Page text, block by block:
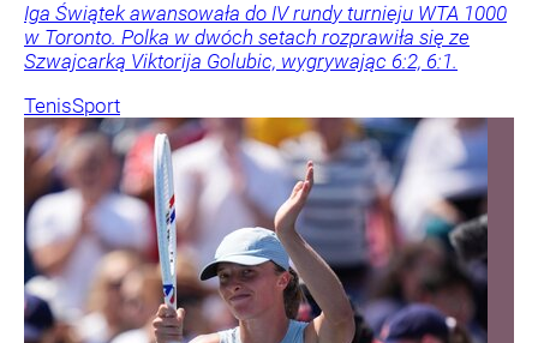
Iga Świątek awansowała do IV rundy turnieju WTA 1000
w Toronto. Polka w dwóch setach rozprawiła się ze
Szwajcarką Viktorija Golubic, wygrywając 6:2, 6:1.
TenisSport